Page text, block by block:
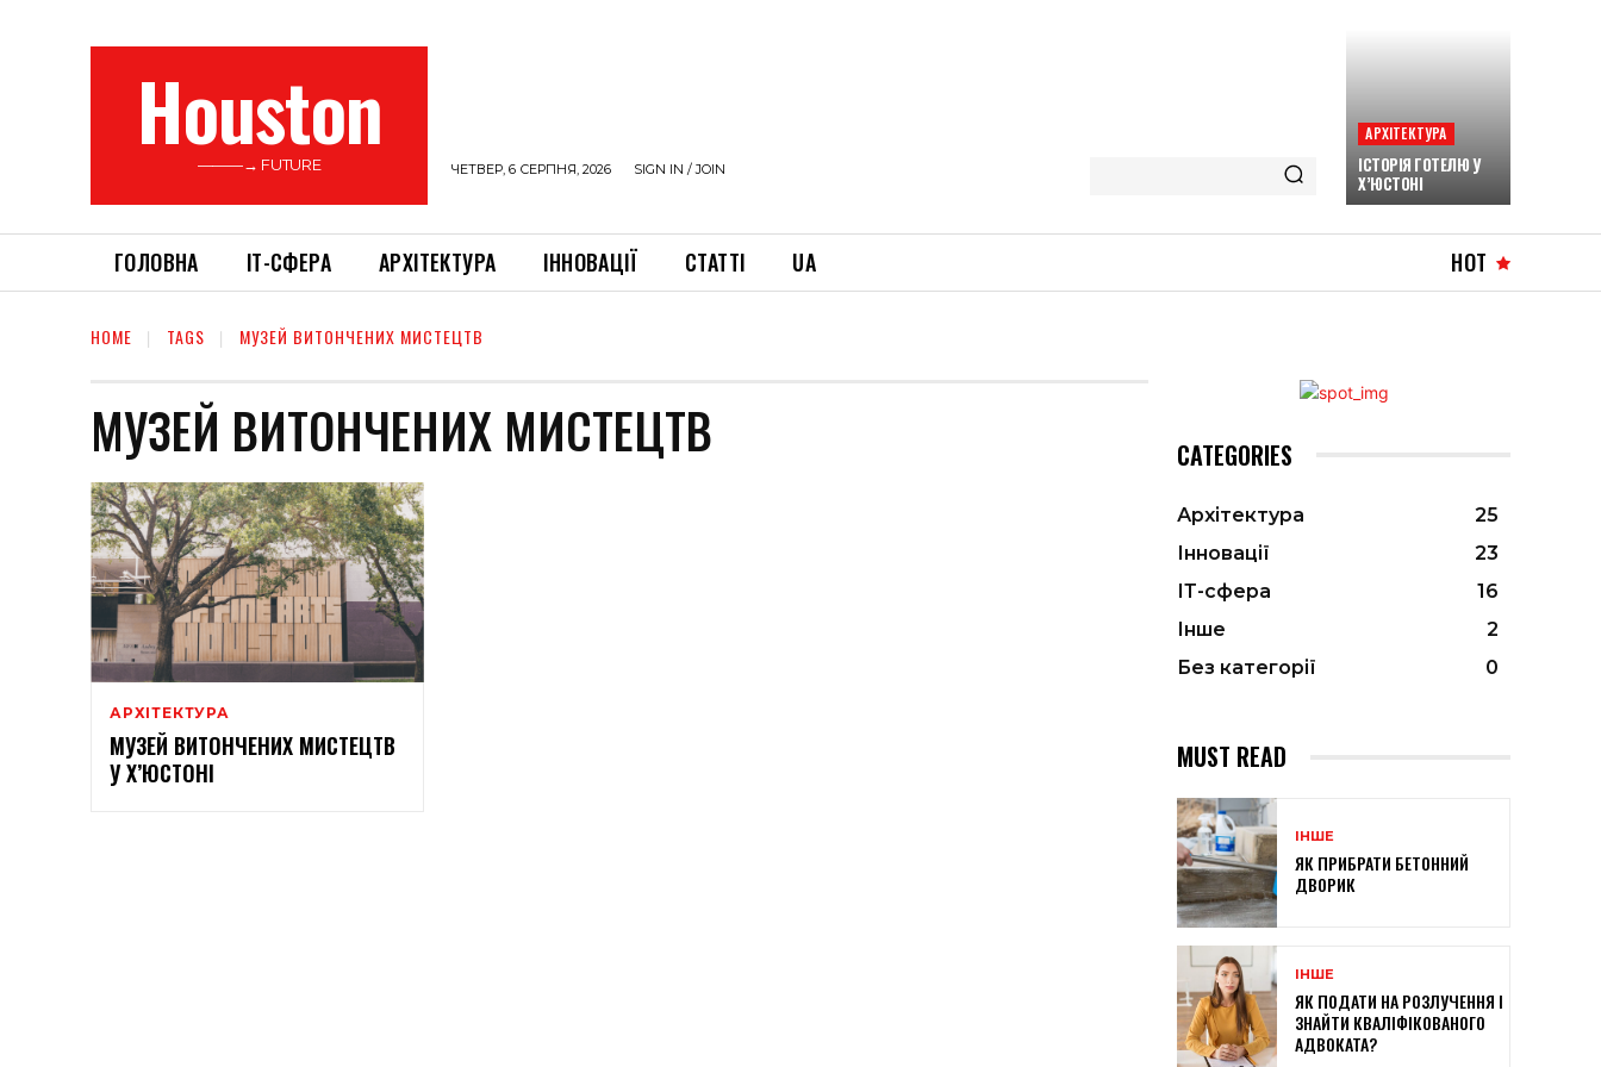
Houston
———→ FUTURE ЧЕТВЕР, 6 СЕРПНЯ, 2026 SIGN IN / JOIN
АРХІТЕКТУРА
ІСТОРІЯ ГОТЕЛЮ У
Х’ЮСТОНІ
ГОЛОВНА ІТ-СФЕРА АРХІТЕКТУРА ІННОВАЦІЇ СТАТТІ UA HOT
HOME TAGS МУЗЕЙ ВИТОНЧЕНИХ МИСТЕЦТВ
МУЗЕЙ ВИТОНЧЕНИХ МИСТЕЦТВ
АРХІТЕКТУРА
МУЗЕЙ ВИТОНЧЕНИХ МИСТЕЦТВ
У Х’ЮСТОНІ
CATEGORIES
Архітектура
25
Інновації
23
ІТ-сфера
16
Інше
2
Без категорії
0
MUST READ
ІНШЕ
ЯК ПРИБРАТИ БЕТОННИЙ
ДВОРИК
ІНШЕ
ЯК ПОДАТИ НА РОЗЛУЧЕННЯ І
ЗНАЙТИ КВАЛІФІКОВАНОГО
АДВОКАТА?